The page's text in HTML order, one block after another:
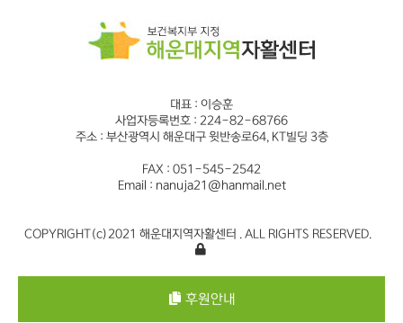
대표 : 이승훈
사업자등록번호 : 224-82-68766
주소 : 부산광역시 해운대구 윗반송로64, KT빌딩 3층
FAX : 051-545-2542
Email : nanuja21@hanmail.net
COPYRIGHT(c)2021 해운대지역자활센터 . ALL RIGHTS RESERVED.
후원안내